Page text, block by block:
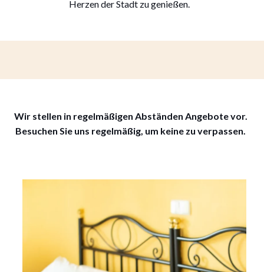
Herzen der Stadt zu genießen.
Wir stellen in regelmäßigen Abständen Angebote vor.
Besuchen Sie uns regelmäßig, um keine zu verpassen.